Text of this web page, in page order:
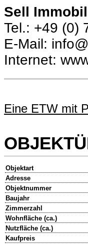
Sell
Tel.: +49 (0)
E-Mail:
Internet:
Eine ETW mit
Objektart
Adresse
Objektnummer
Baujahr
Zimmerzahl
Wohnfläche (ca.)
Nutzfläche (ca.)
Kaufpreis